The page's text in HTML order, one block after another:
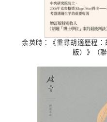
余英時：《重尋胡適歷程
版）》（